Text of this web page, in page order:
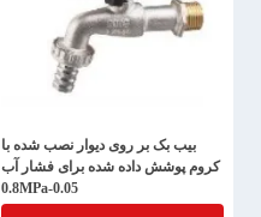
بیب بک بر روی دیوار نصب شده با
کروم پوشش داده شده برای فشار آب
0.05-0.8MPa